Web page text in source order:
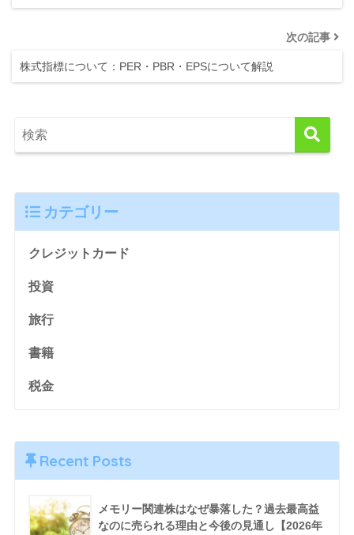
次の記事
株式指標について：PER・PBR・EPSについて解説
カテゴリー
クレジットカード
投資
旅行
書籍
税金
Recent Posts
メモリー関連株はなぜ暴落した？過去最高益
なのに売られる理由と今後の見通し【2026年